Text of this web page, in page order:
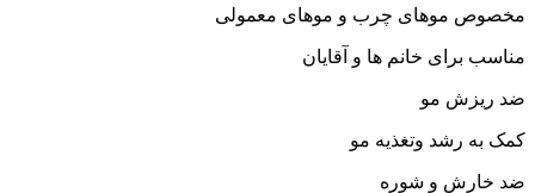
مخصوص موهای چرب و موهای معمولی
مناسب برای خانم ها و آقایان
ضد ریزش مو
کمک به رشد وتغذیه مو
ضد خارش و شوره